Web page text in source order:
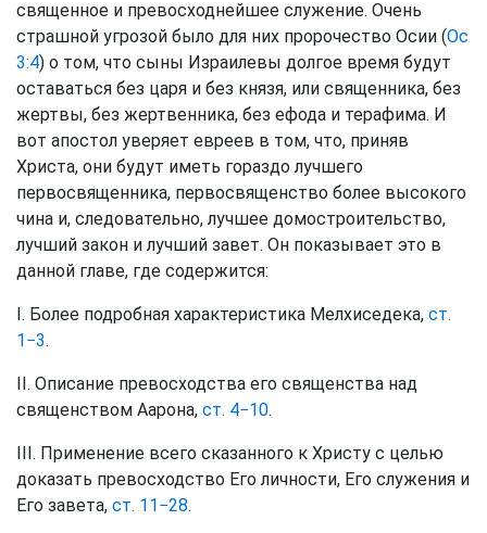
священное и превосходнейшее служение. Очень
страшной угрозой было для них пророчество Осии (Ос
3:4) о том, что сыны Израилевы долгое время будут
оставаться без царя и без князя, или священника, без
жертвы, без жертвенника, без ефода и терафима. И
вот апостол уверяет евреев в том, что, приняв
Христа, они будут иметь гораздо лучшего
первосвященника, первосвященство более высокого
чина и, следовательно, лучшее домостроительство,
лучший закон и лучший завет. Он показывает это в
данной главе, где содержится:
I. Более подробная характеристика Мелхиседека, ст.
1−3.
II. Описание превосходства его священства над
священством Аарона, ст. 4−10.
III. Применение всего сказанного к Христу с целью
доказать превосходство Его личности, Его служения и
Его завета, ст. 11−28.